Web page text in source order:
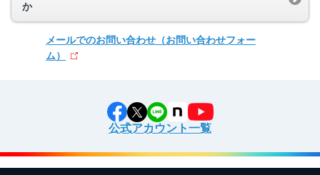
か
メールでのお問い合わせ （お問い合わせフォー
ム）
公式アカウント一覧